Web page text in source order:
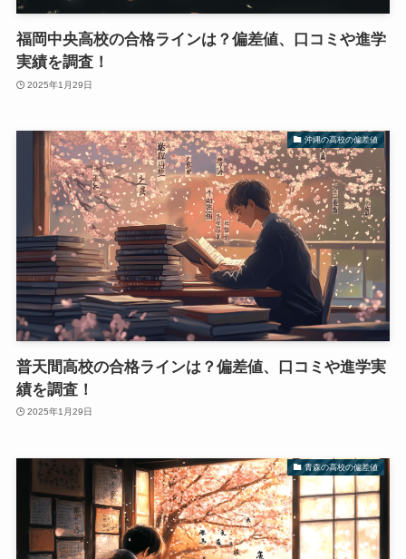
福岡中央高校の合格ラインは？偏差値、口コミや進学
実績を調査！
2025年1月29日
沖縄の高校の偏差値
普天間高校の合格ラインは？偏差値、口コミや進学実
績を調査！
2025年1月29日
青森の高校の偏差値